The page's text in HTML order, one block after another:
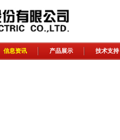
信息资讯 产品展示 技术支持